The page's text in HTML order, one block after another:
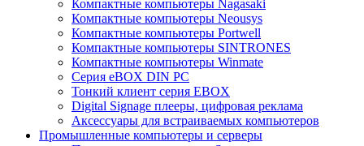
Компактные компьютеры Nagasaki
Компактные компьютеры Neousys
Компактные компьютеры Portwell
Компактные компьютеры SINTRONES
Компактные компьютеры Winmate
Серия eBOX DIN PC
Тонкий клиент серия EBOX
Digital Signage плееры, цифровая реклама
Аксессуары для встраиваемых компьютеров
Промышленные компьютеры и серверы